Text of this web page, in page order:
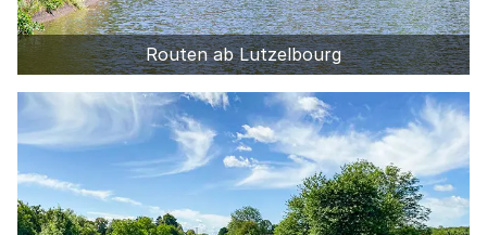
Routen ab Lutzelbourg